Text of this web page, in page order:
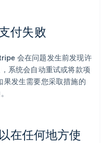
付失败
会在问题发生前发现许
系统会自动重试或将款项
发生需要您采取措施的
在任何地方使